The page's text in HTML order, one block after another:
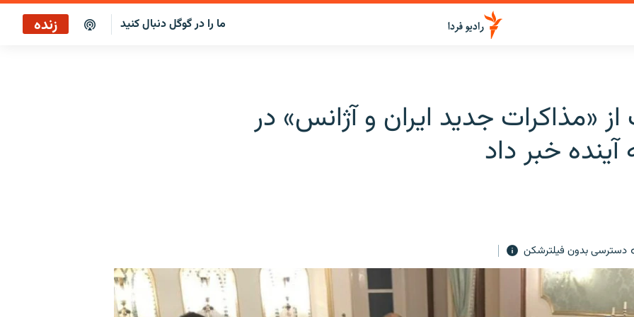
ما را در گوگل دنبال کنید زنده
از «مذاکرات جدید ایران و آژانس» در
خبر داد
دسترسی بدون فیلترشکن